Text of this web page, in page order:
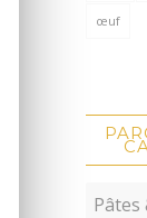
œuf